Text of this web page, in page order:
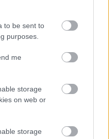
to be sent to
purposes.
me
storage
on web or
storage